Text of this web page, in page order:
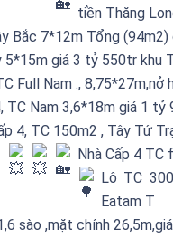
tiền Thăng
Bắc 7*12m Tổng
5*15m giá 3 tỷ 550tr khu
Full Nam .,
TC Nam 3,6*18m giá 1
4, TC 150m2 , Tây Tứ
Nhà Cấp 4
Lô TC
Eatam T
sào ,mặt chính